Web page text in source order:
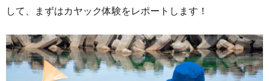
して、まずはカヤック体験をレポートします！